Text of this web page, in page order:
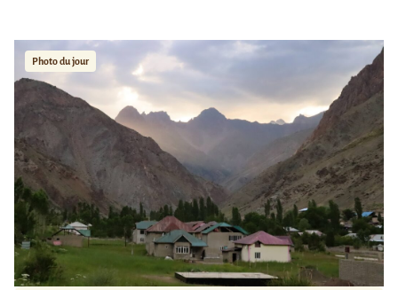
Photo du jour